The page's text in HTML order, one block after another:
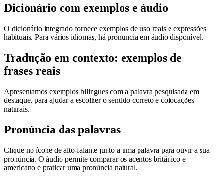
Dicionário com exemplos e áudio
O dicionário integrado fornece exemplos de uso reais e expressões
habituais. Para vários idiomas, há pronúncia em áudio disponível.
Tradução em contexto: exemplos de
frases reais
Apresentamos exemplos bilingues com a palavra pesquisada em
destaque, para ajudar a escolher o sentido correto e colocações
naturais.
Pronúncia das palavras
Clique no ícone de alto-falante junto a uma palavra para ouvir a sua
pronúncia. O áudio permite comparar os acentos britânico e
americano e praticar uma pronúncia natural.